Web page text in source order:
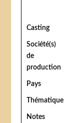
Casting
Société(s)
de
production
Pays
Thématique
Notes